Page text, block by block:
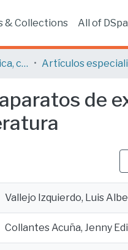
& Collections All of
Producción académica, científica y artística Artículos
de
Vallejo Izquierdo, Luis
Collantes Acuña, Jenny